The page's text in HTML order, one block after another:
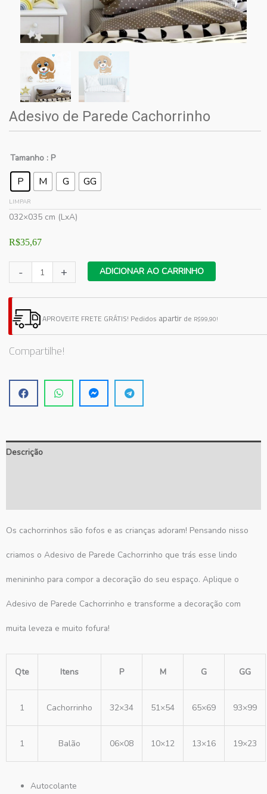
Adesivo de Parede Cachorrinho
Tamanho : P
P M G GG
LIMPAR
032×035 cm (LxA)
R$35,67
-
de
Parede
Cachorrinho
quantidade
+ ADICIONAR AO CARRINHO
APROVEITE FRETE GRÁTIS! Pedidos apartirde R$99,90!
Compartilhe!
Descrição
Os cachorrinhos são fofos e as crianças adoram! Pensando nisso
criamos o Adesivo de Parede Cachorrinho que trás esse lindo
menininho para compor a decoração do seu espaço. Aplique o
Adesivo de Parede Cachorrinho e transforme a decoração com
muita leveza e muito fofura!
Qte Itens P M G GG
1 Cachorrinho 32×34 51×54 65×69 93×99
1 Balão 06×08 10×12 13×16 19×23
Autocolante